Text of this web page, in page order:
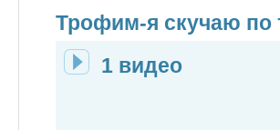
Трофим-я скучаю по
1 видео